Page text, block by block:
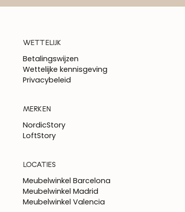
WETTELIJK
Betalingswijzen
Wettelijke kennisgeving
Privacybeleid
MERKEN
NordicStory
LoftStory
LOCATIES
Meubelwinkel Barcelona
Meubelwinkel Madrid
Meubelwinkel Valencia